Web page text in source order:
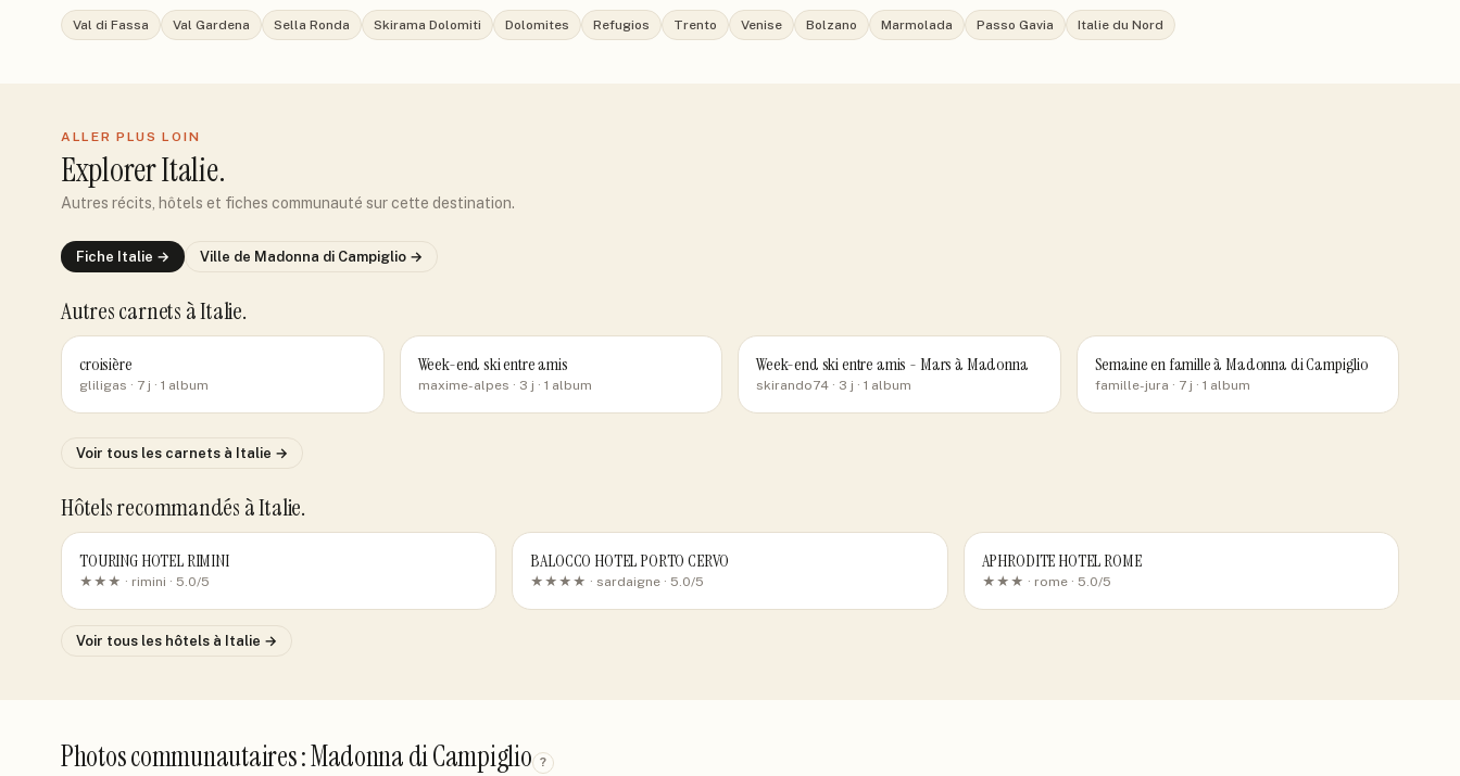
Val di Fassa Val Gardena Sella Ronda Skirama Dolomiti Dolomites Refugios Trento Venise Bolzano Marmolada Passo Gavia Italie du Nord
ALLER PLUS LOIN
ExplorerItalie.
Autres récits, hôtels et fiches communauté sur cette destination.
Fiche Italie → Ville de Madonna di Campiglio →
Autres carnets à Italie.
croisière
gliligas · 7 j · 1 album
Week-end ski entre amis
maxime-alpes · 3 j · 1 album
Week-end ski entre amis - Mars à Madonna
skirando74 · 3 j · 1 album
Semaine en famille à Madonna di Campiglio
famille-jura · 7 j · 1 album
Voir tous les carnets à Italie →
Hôtels recommandés à Italie.
TOURING HOTEL RIMINI
★★★ · rimini · 5.0/5
BALOCCO HOTEL PORTO CERVO
★★★★ ·sardaigne · 5.0/5
APHRODITE HOTEL ROME
★★★ · rome· 5.0/5
Voir tous les hôtels à Italie →
Photos communautaires : Madonna di Campiglio ?